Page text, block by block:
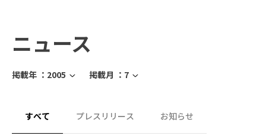
ニュース
掲載年 ： 2005 掲載月 ： 7
すべて プレスリリース お知らせ